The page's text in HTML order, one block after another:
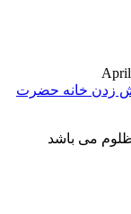
April
زدن خانه حضرت
می باشد